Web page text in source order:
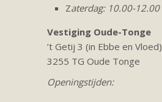
Zaterdag: 10.00-12.00
Vestiging Oude-Tonge
’t Getij 3 (in Ebbe en Vloed)
3255 TG Oude Tonge
Openingstijden: